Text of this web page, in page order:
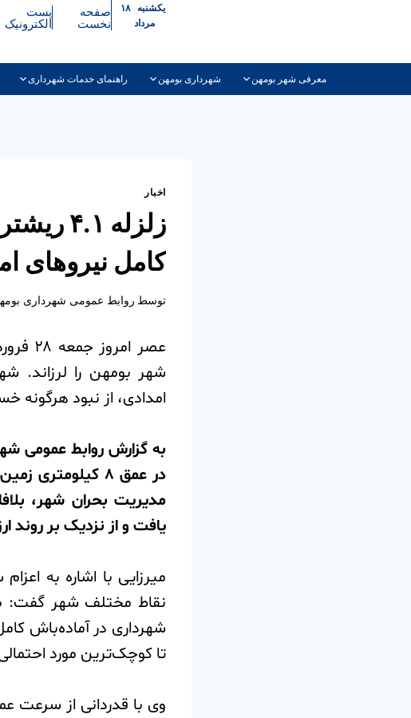
مرداد
صفحه
نخست
پست
الکترونیک
معرفی شهر بومهن شهرداری بومهن راهنمای خدمات شهرداری
اخبار
زلزله
کامل نیروهای
توسط روابط عمومی شهرداری
شهر بومهن را لرزاند.
امدادی، از نبود هرگونه
در عمق ۸
مدیریت بحران شهر،
یافت و از نزدیک بر روند
️میرزایی با اشاره به
نقاط مختلف شهر گفت:
شهرداری در آماده‌باش
تا کوچک‌ترین مورد
️وی با قدردانی از سرعت